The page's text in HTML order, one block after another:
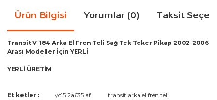
Ürün Bilgisi Yorumlar (0) Taksit
Transit V-184 Arka El Fren Teli Sağ Tek Teker Pikap 2002-2006
Arası Modeller İçin YERLİ
YERLİ ÜRETİM
Bu ürünün fiyat bilgisi, resim, ürün açıklamalarında ve diğer
Etiketler : yc15 2a635 af
transit arka el fren teli